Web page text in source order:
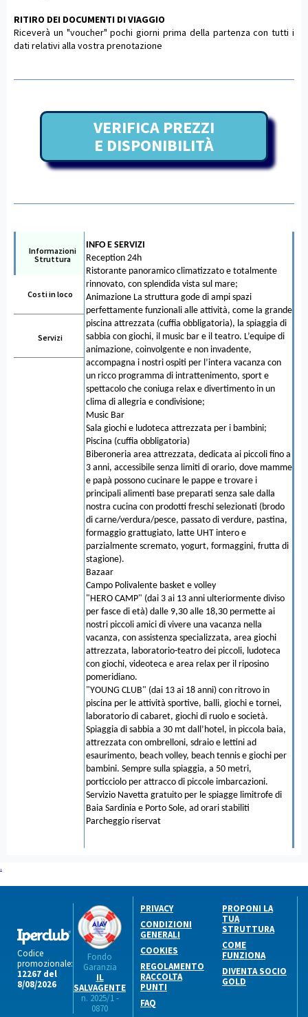
RITIRO DEI DOCUMENTI DI VIAGGIO
Riceverà un "voucher" pochi giorni prima della partenza con tutti i
dati relativi alla vostra prenotazione
VERIFICA PREZZI
E DISPONIBILITÀ
Informazioni
Struttura
Costi in loco
Servizi
INFO E SERVIZI
Reception 24h
Ristorante panoramico climatizzato e totalmente
rinnovato, con splendida vista sul mare;
Animazione La struttura gode di ampi spazi
perfettamente funzionali alle attività, come la grande
piscina attrezzata (cuffia obbligatoria), la spiaggia di
sabbia con giochi, il music bar e il teatro. L’equipe di
animazione, coinvolgente e non invadente,
accompagna i nostri ospiti per l’intera vacanza con
un ricco programma di intrattenimento, sport e
spettacolo che coniuga relax e divertimento in un
clima di allegria e condivisione;
Music Bar
Sala giochi e ludoteca attrezzata per i bambini;
Piscina (cuffia obbligatoria)
Biberoneria area attrezzata, dedicata ai piccoli fino a
3 anni, accessibile senza limiti di orario, dove mamme
e papà possono cucinare le pappe e trovare i
principali alimenti base preparati senza sale dalla
nostra cucina con prodotti freschi selezionati (brodo
di carne/verdura/pesce, passato di verdure, pastina,
formaggio grattugiato, latte UHT intero e
parzialmente scremato, yogurt, formaggini, frutta di
stagione).
Bazaar
Campo Polivalente basket e volley
"HERO CAMP" (dai 3 ai 13 anni ulteriormente diviso
per fasce di età) dalle 9,30 alle 18,30 permette ai
nostri piccoli amici di vivere una vacanza nella
vacanza, con assistenza specializzata, area giochi
attrezzata, laboratorio-teatro dei piccoli, ludoteca
con giochi, videoteca e area relax per il riposino
pomeridiano.
"YOUNG CLUB" (dai 13 ai 18 anni) con ritrovo in
piscina per le attività sportive, balli, giochi e tornei,
laboratorio di cabaret, giochi di ruolo e società.
Spiaggia di sabbia a 30 mt dall’hotel, in piccola baia,
attrezzata con ombrelloni, sdraio e lettini ad
esaurimento, beach volley, beach tennis e giochi per
bambini. Sempre sulla spiaggia, a 50 metri,
porticciolo per attracco di piccole imbarcazioni.
Servizio Navetta gratuito per le spiagge limitrofe di
Baia Sardinia e Porto Sole, ad orari stabiliti
Parcheggio riservat
.
Codice
promozionale:
12267 del
8/08/2026
Fondo
Garanzia
IL
SALVAGENTE
n. 2025/1 -
0870
PRIVACY
CONDIZIONI
GENERALI
COOKIES
REGOLAMENTO
RACCOLTA
PUNTI
FAQ
PROPONI LA
TUA
STRUTTURA
COME
FUNZIONA
DIVENTA SOCIO
GOLD